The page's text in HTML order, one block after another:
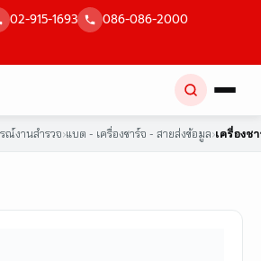
02-915-1693 086-086-2000
ณ์งานสำรวจ›แบต - เครื่องชาร์จ - สายส่งข้อมูล›เครื่องช